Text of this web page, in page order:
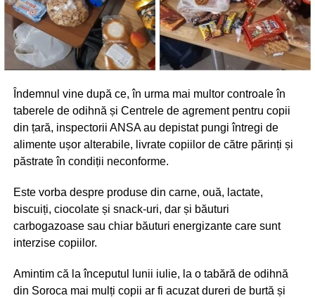
Îndemnul vine după ce, în urma mai multor controale în
taberele de odihnă și Centrele de agrement pentru copii
din țară, inspectorii ANSA au depistat pungi întregi de
alimente ușor alterabile, livrate copiilor de către părinți și
păstrate în condiții neconforme.
Este vorba despre produse din carne, ouă, lactate,
biscuiți, ciocolate și snack-uri, dar și băuturi
carbogazoase sau chiar băuturi energizante care sunt
interzise copiilor.
Amintim că la începutul lunii iulie, la o tabără de odihnă
din Soroca mai mulți copii ar fi acuzat dureri de burtă și